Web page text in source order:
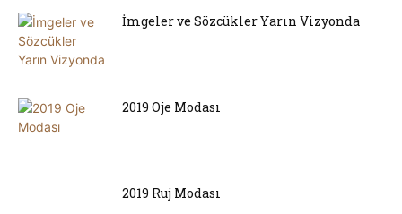
İmgeler ve Sözcükler Yarın Vizyonda
2019 Oje Modası
2019 Ruj Modası